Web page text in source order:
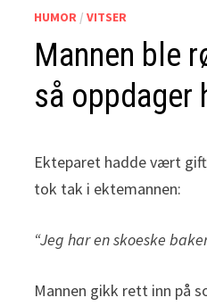
HUMOR /VITSER
Mannen ble
så oppdager
Ekteparet hadde vært
tok tak i ektemannen:
“Jeg har en skoeske
Mannen gikk rett inn på